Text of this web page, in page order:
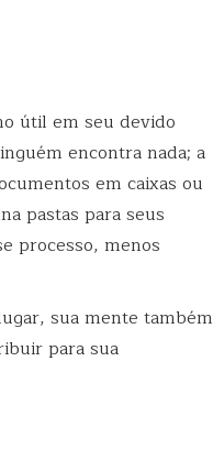
útil em seu devido
encontra nada; a
em caixas ou
pastas para seus
processo, menos
sua mente também
para sua